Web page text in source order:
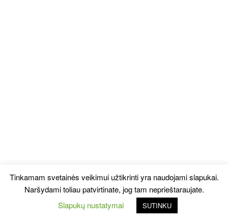
Tinkamam svetainės veikimui užtikrinti yra naudojami slapukai.
Naršydami toliau patvirtinate, jog tam neprieštaraujate.
Slapukų nustatymai
SUTINKU